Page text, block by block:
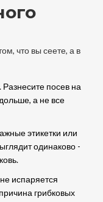
что вы сеете, а в
посев на
а не все
этикетки или
одинаково -
испаряется
грибковых